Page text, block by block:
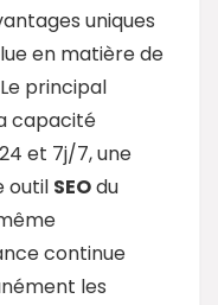
uniques
en matière de
principal
capacité
et 7j/7, une
outil SEOdu
continue
les